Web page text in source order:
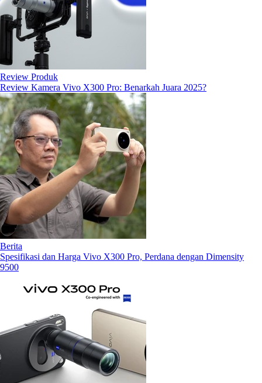
Review Produk
Review Kamera Vivo X300 Pro: Benarkah Juara 2025?
Berita
Spesifikasi dan Harga Vivo X300 Pro, Perdana dengan Dimensity
9500